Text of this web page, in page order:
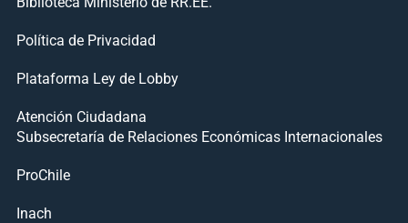
Política de Privacidad
Plataforma Ley de Lobby
Atención Ciudadana
Subsecretaría de Relaciones Económicas Internacionales
ProChile
Inach